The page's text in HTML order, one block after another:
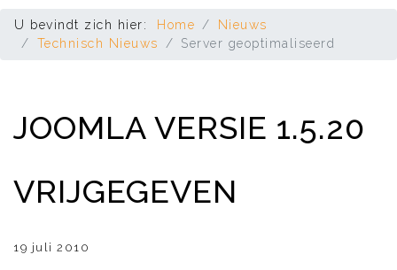
U bevindt zich hier: Home
Nieuws
Technisch Nieuws
Server geoptimaliseerd
JOOMLA VERSIE 1.5.20
VRIJGEGEVEN
19 juli 2010